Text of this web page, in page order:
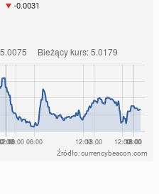
-0.0031
Źródło: currencybeacon.com